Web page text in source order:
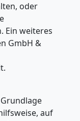
oder
Ein weiteres
GmbH &
auf